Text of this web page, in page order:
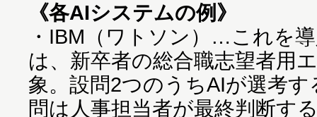
《各AIシステムの例》
・IBM（ワトソン）…これを
は、新卒者の総合職志望者用
象。設問2つのうちAIが選考
問は人事担当者が最終判断す